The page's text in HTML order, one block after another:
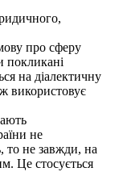
про сферу
покликані
на діалектичну
використовує
не
то не завжди, на
Це стосується